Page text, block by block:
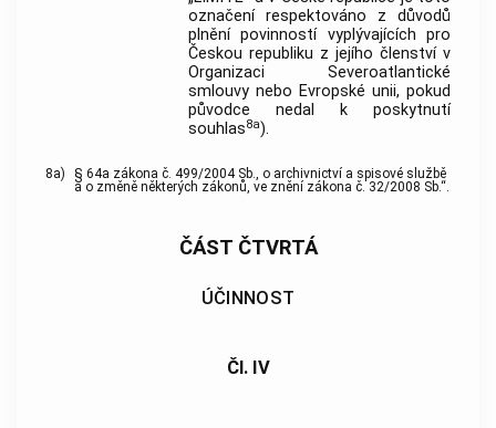
označení respektováno z důvodů
plnění povinností vyplývajících pro
Českou republiku z jejího členství v
Organizaci Severoatlantické
smlouvy nebo Evropské unii, pokud
původce nedal k poskytnutí
souhlas8a).
8a)
§ 64a zákona č. 499/2004 Sb., o archivnictví a spisové službě
a o změně některých zákonů, ve znění zákona č. 32/2008 Sb.“.
ČÁST ČTVRTÁ
ÚČINNOST
Čl. IV